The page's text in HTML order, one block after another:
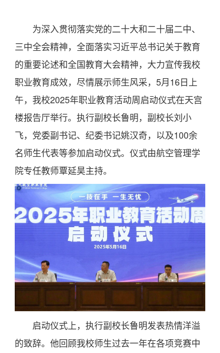
为深入贯彻落实党的二十大和二十届二中、
三中全会精神，全面落实习近平总书记关于教育
的重要论述和全国教育大会精神，大力宣传我校
职业教育成效，尽情展示师生风采，5月16日上
午，我校2025年职业教育活动周启动仪式在天宫
楼报告厅举行。执行副校长鲁明，副校长刘小
飞，党委副书记、纪委书记姚汉奇，以及100余
名师生代表等参加启动仪式。仪式由航空管理学
院专任教师覃延昊主持。
启动仪式上，执行副校长鲁明发表热情洋溢
的致辞。他回顾我校师生过去一年在各项竞赛中